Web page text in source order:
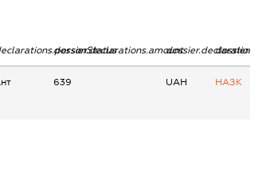
dossier.declarations.amount
639 UAH НАЗК